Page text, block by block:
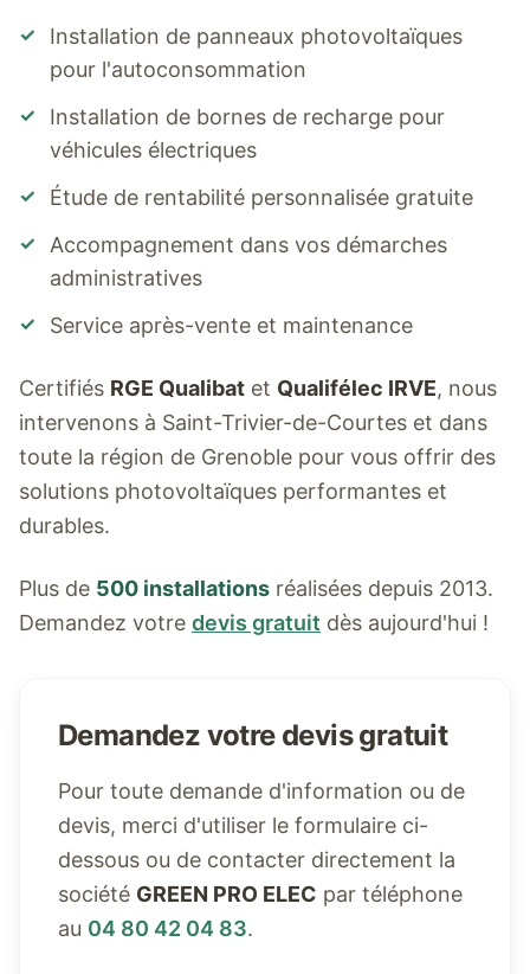
✓
Installation de panneaux photovoltaïques
pour l'autoconsommation
✓
Installation de bornes de recharge pour
véhicules électriques
✓ Étude de rentabilité personnalisée gratuite
✓
Accompagnement dans vos démarches
administratives
✓ Service après-vente et maintenance
Certifiés RGE Qualibat et Qualifélec IRVE, nous
intervenons à Saint-Trivier-de-Courtes et dans
toute la région de Grenoble pour vous offrir des
solutions photovoltaïques performantes et
durables.
Plus de 500 installations réalisées depuis 2013.
Demandez votre devis gratuit dès aujourd'hui !
Demandez votre devis gratuit
Pour toute demande d'information ou de
devis, merci d'utiliser le formulaire ci-
dessous ou de contacter directement la
société GREEN PRO ELEC par téléphone
au 04 80 42 04 83.